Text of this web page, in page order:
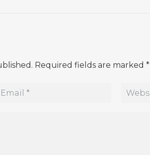
Required fields are marked *